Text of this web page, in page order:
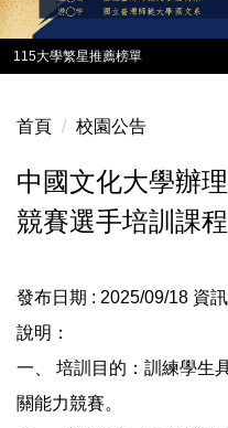
115大學繁星推薦榜單
首頁 校園公告
中國文化大學辦
競賽選手培訓課程
發布日期 : 2025/09/18 資
說明：
一、 培訓目的：訓練學生
關能力競賽。